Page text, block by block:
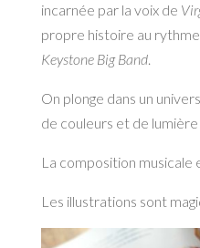
incarnée par la voix de
propre histoire au rythme
Keystone Big Band.
On plonge dans un
de couleurs et de
La composition
Les illustrations sont